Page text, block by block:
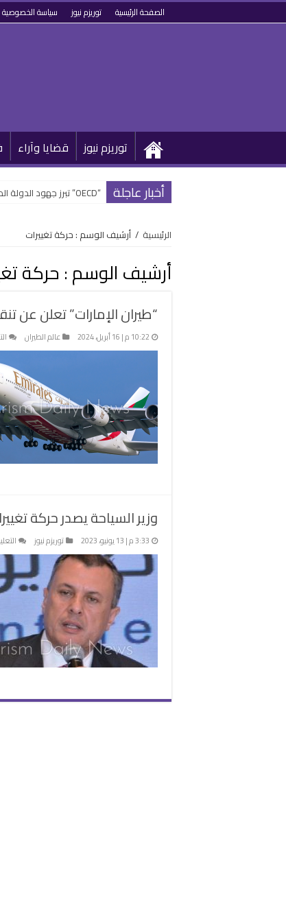
الصفحة الرئيسية توريزم نيوز سياسة الخصوصية
توريزم نيوز قضايا وآراء
أخبار عاجلة “OECD” تبرز جهود الدولة المصرية في تطوير القطاع السياحي وتحويله رقمياً
الرئيسية / أرشيف الوسم : حركة تغييرات
أرشيف الوسم : حركة
“طيران الإمارات” تعلن عن
10:22 م | 16 أبريل، 2024 عالم الطيران
وزير السياحة يصدر حركة تغييرات
3:33 م | 13 يونيو، 2023 توريزم نيوز